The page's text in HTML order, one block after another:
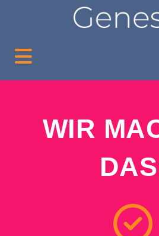
WIR